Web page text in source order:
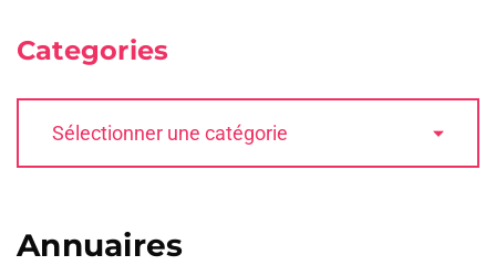
Categories
Annuaires